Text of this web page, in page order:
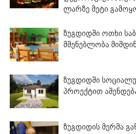
ლარზე მეტი
ზუგდიდში ოთხი
მშენებლობა
ზუგდიდში
პროექტით
ზუგდიდის მერმა